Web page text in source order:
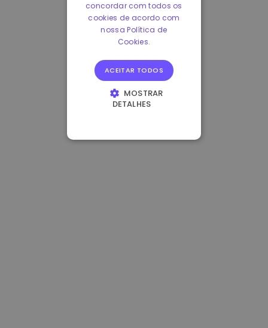
concordar com todos os
cookies de acordo com
nossa Política de
Cookies.
ACEITAR TODOS
MOSTRAR
DETALHES